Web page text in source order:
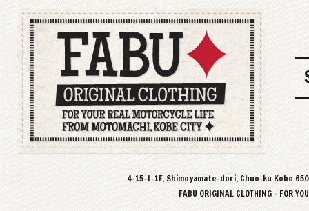
4-15-1-1F, Shimoyamate-dori, Chuo-ku Kobe
FABU ORIGINAL CLOTHING - FOR